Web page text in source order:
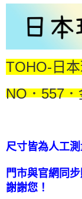
TOHO-日
NO．557．
尺寸皆為人工
門市與官網同
謝謝您！